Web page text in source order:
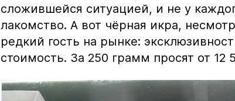
сложившейся ситуацией, и не у
лакомство. А вот чёрная икра,
редкий гость на рынке:
стоимость. За 250 грамм просят от 12